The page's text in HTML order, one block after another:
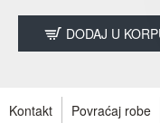
DODAJ U
Kontakt Povraćaj robe